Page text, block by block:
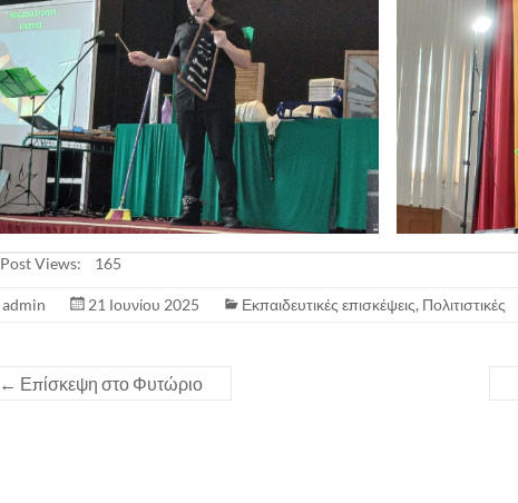
Post Views: 165
admin 21 Ιουνίου 2025 Εκπαιδευτικές επισκέψεις, Πολιτιστικές
← Επίσκεψη στο Φυτώριο